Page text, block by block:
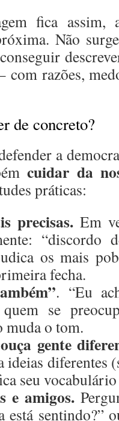
fica assim,
Não
razões,
de concreto?
a
cuidar da
práticas:
precisas. Em
“discordo
os mais
fecha.
. “Eu
se
muda o tom.
gente
ideias diferentes
seu
e amigos.
está sentindo?”